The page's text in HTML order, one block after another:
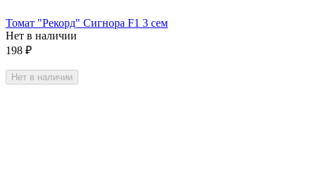
Томат "Рекорд" Сигнора F1 3 сем
Нет в наличии
198 ₽
Нет в наличии